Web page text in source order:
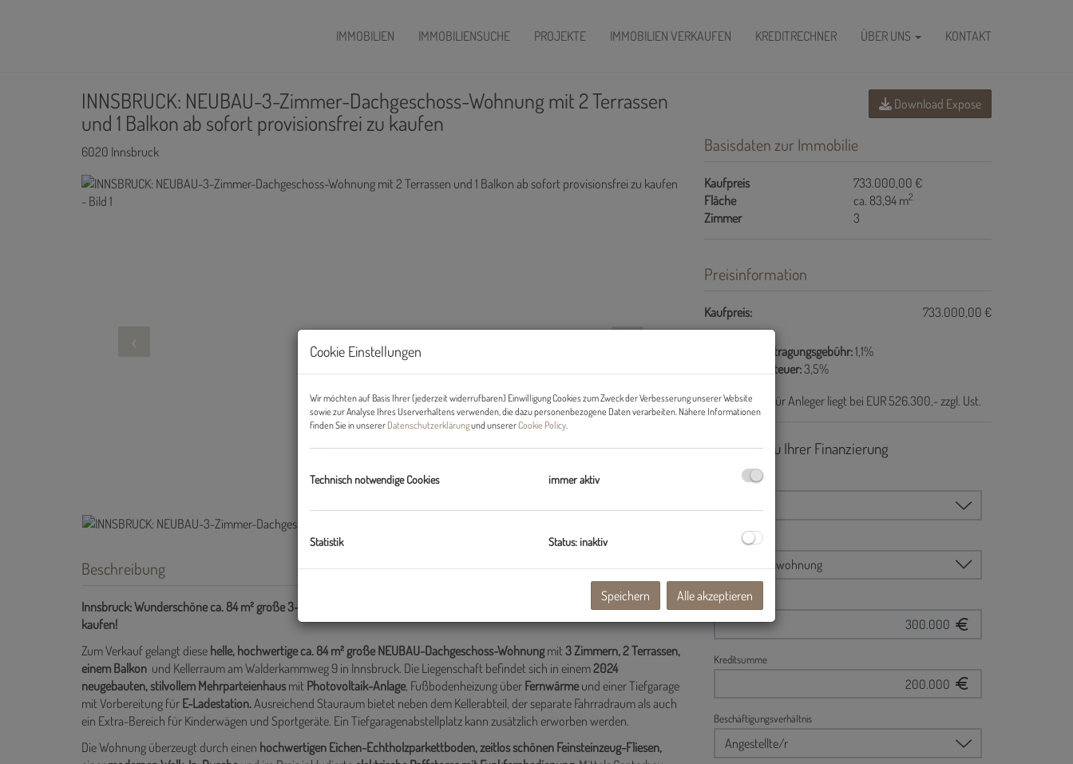
IMMOBILIEN IMMOBILIENSUCHE PROJEKTE IMMOBILIEN VERKAUFEN KREDITRECHNER ÜBER UNS KONTAKT
INNSBRUCK: NEUBAU-3-Zimmer-Dachgeschoss-Wohnung mit 2 Terrassen
und 1 Balkon ab sofort provisionsfrei zu kaufen
6020 Innsbruck
Beschreibung
Innsbruck: Wunderschöne ca. 84 m² große 3-Zimmer-Wohnung mit 2 Terrassen und einem Balkon provisionsfrei ab sofort zu
kaufen!
Zum Verkauf gelangt diese helle, hochwertige ca. 84 m² große NEUBAU-Dachgeschoss-Wohnungmit 3 Zimmern, 2 Terrassen,
einem Balkon und Kellerraum am Walderkammweg 9 in Innsbruck. Die Liegenschaft befindet sich in einem2024
neugebauten, stilvollem Mehrparteienhaus mit Photovoltaik-Anlage, Fußbodenheizung über Fernwärmeund einer Tiefgarage
mit Vorbereitung für E-Ladestation.Ausreichend Stauraum bietet neben dem Kellerabteil, der separate Fahrradraum als auch
ein Extra-Bereich für Kinderwägen und Sportgeräte. Ein Tiefgaragenabstellplatz kann zusätzlich erworben werden.
Die Wohnung überzeugt durch einen hochwertigen Eichen-Echtholzparkettboden, zeitlos schönen Feinsteinzeug-Fliesen,
Download Expose
Basisdaten zur Immobilie
Kaufpreis
733.000,00 €
Fläche
ca. 83,94 m2
Zimmer 3
Preisinformation
Kaufpreis: 733.000,00 €
Grundbucheintragungsgebühr:1,1%
Grunderwerbsteuer:3,5%
Der Kaufpreis für Anleger liegt bei EUR 526.300,- zzgl. Ust.
Cookie Einstellungen
Wir möchten auf Basis Ihrer (jederzeit widerrufbaren) Einwilligung Cookies zum Zweck der Verbesserung unserer Website
sowie zur Analyse Ihres Userverhaltens verwenden, die dazu personenbezogene Daten verarbeiten. Nähere Informationen
finden Sie in unserer Datenschutzerklärungund unsererCookie Policy
Technisch notwendige Cookies immer aktiv
Statistik Status: inaktiv
Speichern Alle akzeptieren